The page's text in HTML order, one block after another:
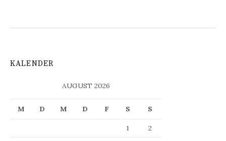
KALENDER
AUGUST 2026
M D M D F S S
1
2